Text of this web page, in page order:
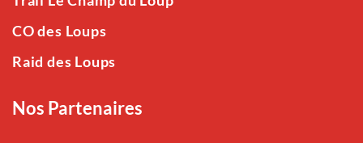
CO des Loups
Raid des Loups
Nos Partenaires